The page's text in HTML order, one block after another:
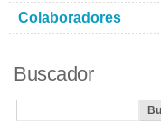
Colaboradores
Buscador